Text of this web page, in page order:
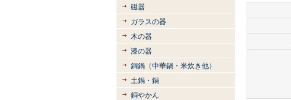
磁器
ガラスの器
木の器
漆の器
銅鍋（中華鍋・米炊き他）
土鍋・鍋
銅やかん